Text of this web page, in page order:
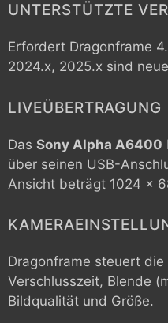
UNTERSTÜTZTE
Erfordert Dragonframe
2024.x, 2025.x sind
LIVEÜBERTRAGUNG
Das Sony Alpha A6400
über seinen USB-
Ansicht beträgt 1024 x
Dragonframe steuert die
Verschlusszeit, Blende
Bildqualität und Größe.